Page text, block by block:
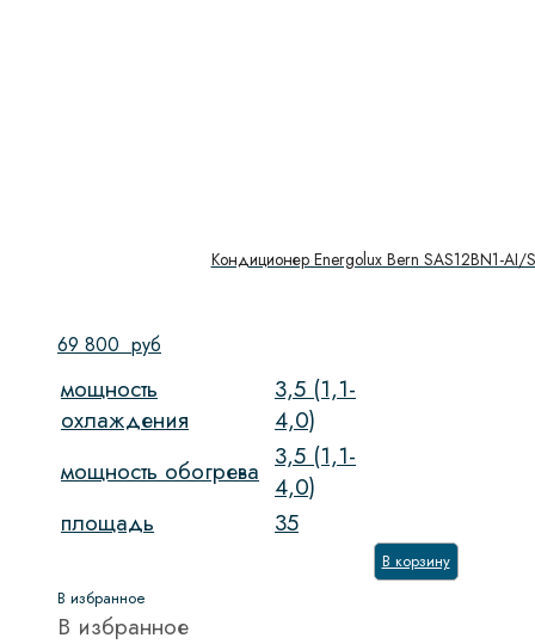
Кондиционер Energolux Bern SAS12BN1-AI/
69 800 руб
мощность
охлаждения
3,5 (1,1-
4,0)
мощность обогрева 3,5 (1,1-
4,0)
площадь
35
В корзину
В избранное
В избранное